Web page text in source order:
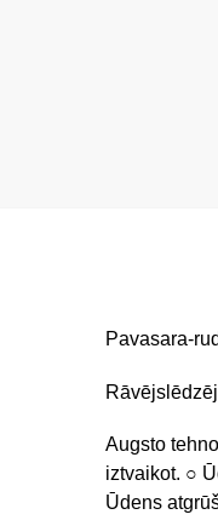
Pavasara-
Augsto
iztvaikot. ○
Ūdens